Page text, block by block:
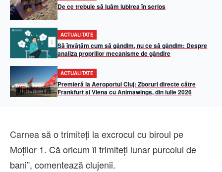
De ce trebuie să luăm iubirea în serios
ACTUALITATE
Să învățăm cum să gândim, nu ce să gândim: Despre
analiza propriilor mecanisme de gândire
ACTUALITATE
Premieră la Aeroportul Cluj: Zboruri directe către
Frankfurt și Viena cu Animawings, din iulie 2026
Carnea să o trimiteți la excrocul cu biroul pe
Moților 1. Că oricum îi trimiteți lunar purcoiul de
bani”, comentează clujenii.